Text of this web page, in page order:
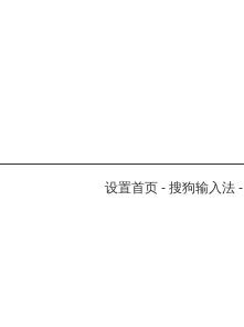
设置首页 - 搜狗输入法 -